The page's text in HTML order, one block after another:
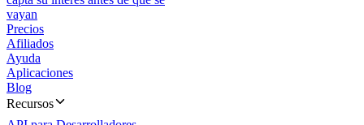
vayan
Precios
Afiliados
Ayuda
Aplicaciones
Blog
Recursos